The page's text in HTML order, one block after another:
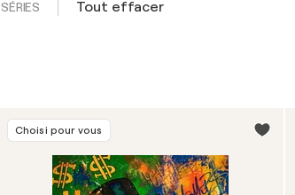
SÉRIES Tout effacer
Choisi pour vous